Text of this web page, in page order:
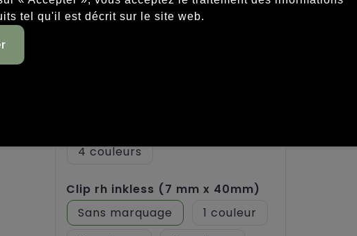
4
Clip rh inkless (7 mm x 40mm)
Sans marquage
1
tel qu'il est décrit sur le site web.